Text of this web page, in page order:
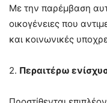
Με την παρέμβαση
οικογένειες που
και κοινωνικές
2. Περαιτέρω